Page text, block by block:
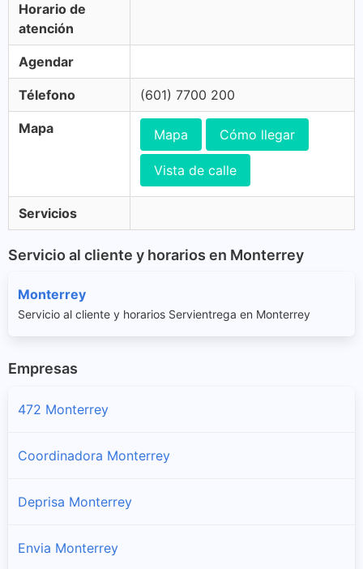
Horario de
atención
Agendar
Télefono (601) 7700 200
Mapa Mapa Cómo llegar
Vista de calle
Servicios
Servicio al cliente y horarios en Monterrey
Monterrey
Servicio al cliente y horarios Servientrega en Monterrey
Empresas
472 Monterrey
Coordinadora Monterrey
Deprisa Monterrey
Envia Monterrey